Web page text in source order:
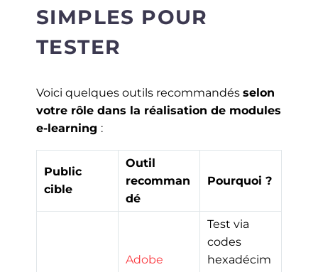
SIMPLES POUR
TESTER
Voici quelques outils recommandés selon
votre rôle dans la réalisation de modules
e-learning :
Public
cible
Outil
recomman
dé
Pourquoi ?
Adobe
Test via
codes
hexadécim